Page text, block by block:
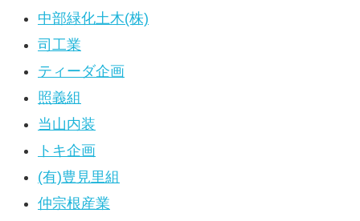
中部緑化土木(株)
司工業
ティーダ企画
照義組
当山内装
トキ企画
(有)豊見里組
仲宗根産業